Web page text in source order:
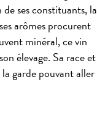
ses constituants, la
arômes procurent
minéral, ce vin
élevage. Sa race et
garde pouvant aller